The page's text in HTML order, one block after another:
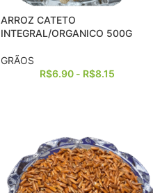
ARROZ CATETO
INTEGRAL/ORGANICO 500G
GRÃOS
R$6.90- R$8.15